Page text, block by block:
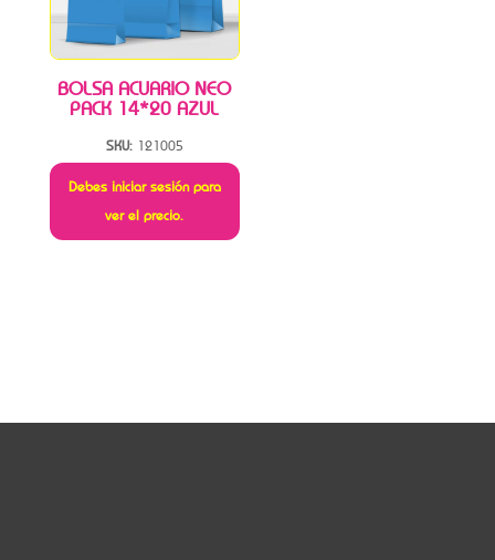
BOLSA ACUARIO NEO
PACK 14*20 AZUL
SKU: 121005
Debes iniciar sesión para
ver el precio.